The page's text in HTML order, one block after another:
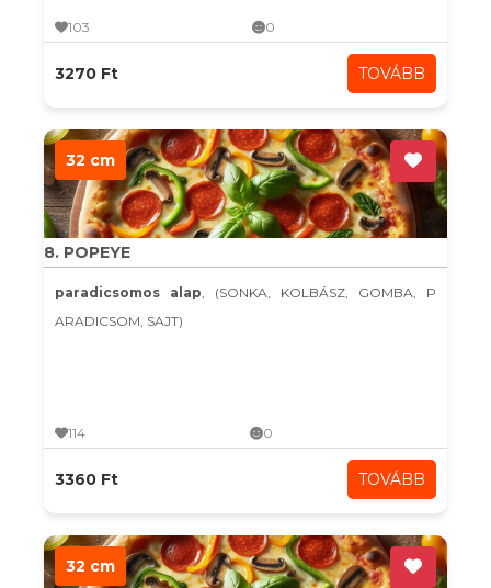
103 0
3270 Ft TOVÁBB
32 cm
8. POPEYE
paradicsomos alap, (SONKA, KOLBÁSZ, GOMBA, P
ARADICSOM, SAJT)
114 0
3360 Ft TOVÁBB
32 cm